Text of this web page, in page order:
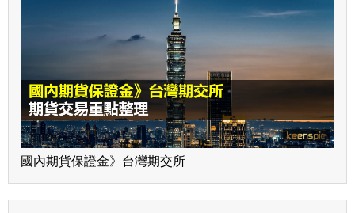
國內期貨保證金》台灣期交所